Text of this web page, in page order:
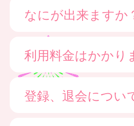
なにが出来ますか
利用料金はかかり
登録、退会につい